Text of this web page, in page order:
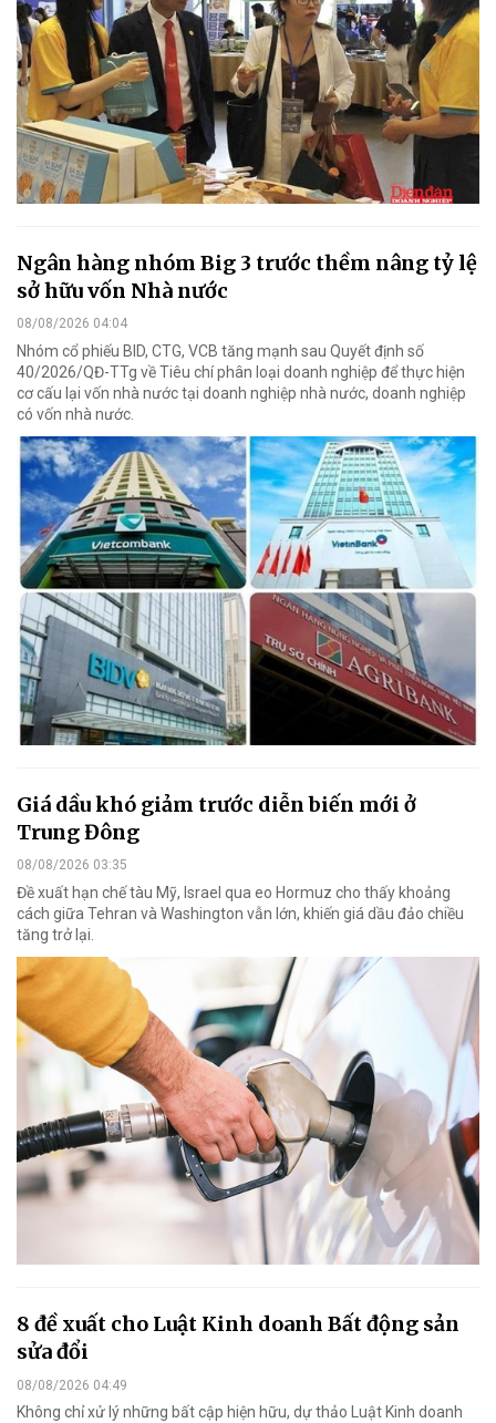
Ngân hàng nhóm Big 3 trước thềm nâng tỷ lệ
sở hữu vốn Nhà nước
08/08/2026 04:04
Nhóm cổ phiếu BID, CTG, VCB tăng mạnh sau Quyết định số
40/2026/QĐ-TTg về Tiêu chí phân loại doanh nghiệp để thực hiện
cơ cấu lại vốn nhà nước tại doanh nghiệp nhà nước, doanh nghiệp
có vốn nhà nước.
Giá dầu khó giảm trước diễn biến mới ở
Trung Đông
08/08/2026 03:35
Đề xuất hạn chế tàu Mỹ, Israel qua eo Hormuz cho thấy khoảng
cách giữa Tehran và Washington vẫn lớn, khiến giá dầu đảo chiều
tăng trở lại.
8 đề xuất cho Luật Kinh doanh Bất động sản
sửa đổi
08/08/2026 04:49
Không chỉ xử lý những bất cập hiện hữu, dự thảo Luật Kinh doanh